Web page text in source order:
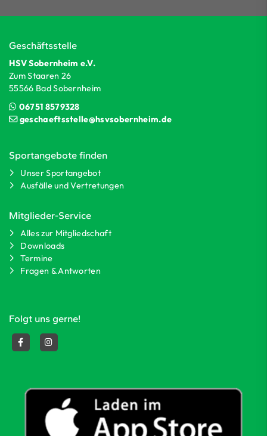
Geschäftsstelle
HSV Sobernheim e.V.
Zum Staaren 26
55566 Bad Sobernheim
06751 8579328
geschaeftsstelle@hsvsobernheim.de
Sportangebote finden
Unser Sportangebot
Ausfälle und Vertretungen
Mitglieder-Service
Alles zur Mitgliedschaft
Downloads
Termine
Fragen & Antworten
Folgt uns gerne!